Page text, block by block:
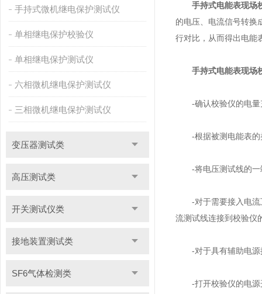
手持式微机继电保护测试仪
单相继电保护校验仪
单相继电保护测试仪
六相微机继电保护测试仪
三相微机继电保护测试仪
变压器测试类
高压测试类
开关测试仪类
接地装置测试类
SF6气体检测类
手持式电能表现场
的电压、电流信号转换
行对比，从而得出电能
手持式电能表现场
-确认校验仪的电量
-根据被测电能表的
-将电压测试线的一
-对于需要接入电流互
流测试线连接到校验仪
-对于具有辅助电源接
-打开校验仪的电源